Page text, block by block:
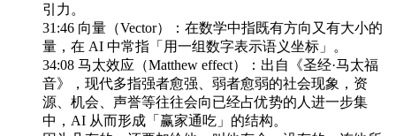
引力。
31:46 向量（Vector）：在数学中指既有方向又有大小的
量，在 AI 中常指「用一组数字表示语义坐标」。
34:08 马太效应（Matthew effect）：出自《圣经·马太福
音》，现代多指强者愈强、弱者愈弱的社会现象，资
源、机会、声誉等往往会向已经占优势的人进一步集
中，AI 从而形成「赢家通吃」的结构。